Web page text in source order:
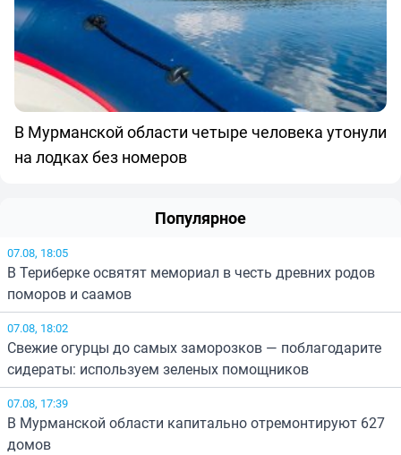
В Мурманской области четыре человека утонули
на лодках без номеров
Популярное
07.08, 18:05
В Териберке освятят мемориал в честь древних родов
поморов и саамов
07.08, 18:02
Свежие огурцы до самых заморозков — поблагодарите
сидераты: используем зеленых помощников
07.08, 17:39
В Мурманской области капитально отремонтируют 627
домов